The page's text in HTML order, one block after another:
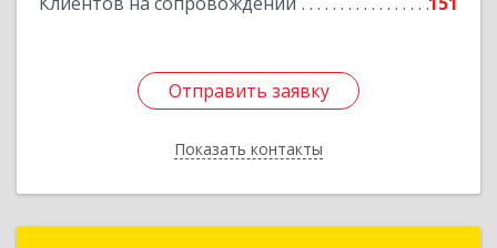
Отправить заявку
Показать контакты
Отправить заявку
Назад